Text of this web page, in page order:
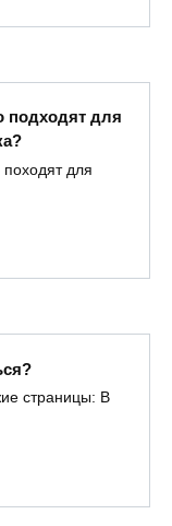
подходят для
для
страницы: В